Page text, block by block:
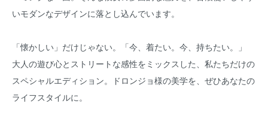
いモダンなデザインに落とし込んでいます。
「懐かしい」だけじゃない。「今、着たい。今、持ちたい。」
大人の遊び心とストリートな感性をミックスした、私たちだけの
スペシャルエディション。ドロンジョ様の美学を、ぜひあなたの
ライフスタイルに。